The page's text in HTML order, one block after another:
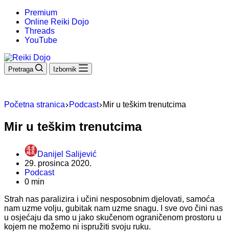
Premium
Online Reiki Dojo
Threads
YouTube
Pretraga Izbornik
Početna stranica Podcast Mir u teškim trenutcima
Mir u teškim trenutcima
Danijel Salijević
29. prosinca 2020.
Podcast
0 min
Strah nas paralizira i učini nesposobnim djelovati, samoća
nam uzme volju, gubitak nam uzme snagu. I sve ovo čini nas
u osjećaju da smo u jako skučenom ograničenom prostoru u
kojem ne možemo ni ispružiti svoju ruku.